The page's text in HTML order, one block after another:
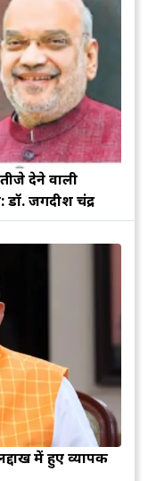
देने वाली
डॉ. जगदीश चंद्र
में हुए व्यापक